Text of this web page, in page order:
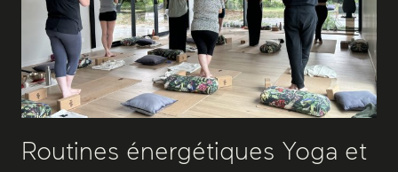
Routines énergétiques Yoga et